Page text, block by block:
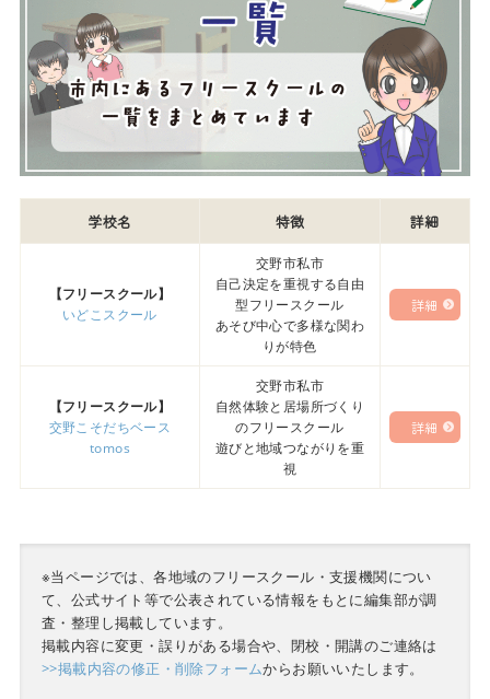
学校名 特徴 詳細
【フリースクール】
いどこスクール
交野市私市
自己決定を重視する自由
型フリースクール
あそび中心で多様な関わ
りが特色
詳細
【フリースクール】
交野こそだちベース
tomos
交野市私市
自然体験と居場所づくり
のフリースクール
遊びと地域つながりを重
視
詳細
※当ページでは、各地域のフリースクール・支援機関につい
て、公式サイト等で公表されている情報をもとに編集部が調
査・整理し掲載しています。
掲載内容に変更・誤りがある場合や、閉校・開講のご連絡は
>>掲載内容の修正・削除フォームからお願いいたします。